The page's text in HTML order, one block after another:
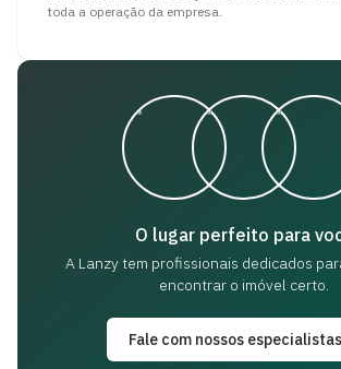
toda a operação da empresa.
O lugar perfeito para
A Lanzy tem profissionais dedicados
encontrar o imóvel certo.
Fale com nossos especialistas